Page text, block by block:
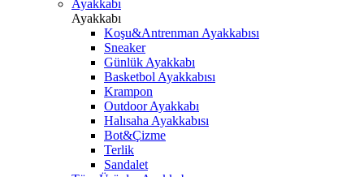
Ayakkabı
Ayakkabı
Koşu&Antrenman Ayakkabısı
Sneaker
Günlük Ayakkabı
Basketbol Ayakkabısı
Krampon
Outdoor Ayakkabı
Halısaha Ayakkabısı
Bot&Çizme
Terlik
Sandalet